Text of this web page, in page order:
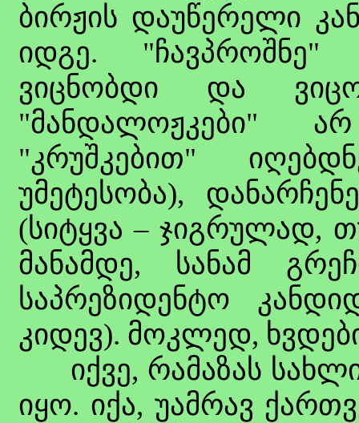
ბირჟის დაუწერელი
იდგე. "ჩავპროშნე"
ვიცნობდი და
"მანდალოჟკები"
"კრუშკებით"
უმეტესობა),
(სიტყვა – ჯიგრულად,
მანამდე, სანამ
საპრეზიდენტო
კიდევ). მოკლედ,
იქვე, რამაზას
იყო. იქა, უამრავ